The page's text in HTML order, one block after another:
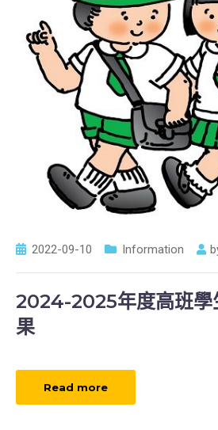
2022-09-10 Information
2024-2025年度高班學
果
Read more